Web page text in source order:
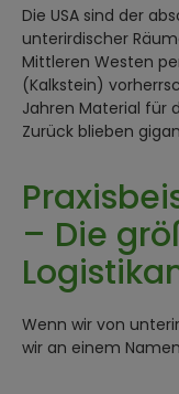
Die USA sind der
unterirdischer
Mittleren Westen
(Kalkstein)
Jahren Material für
Zurück blieben
– Die
Wenn wir von
wir an einem